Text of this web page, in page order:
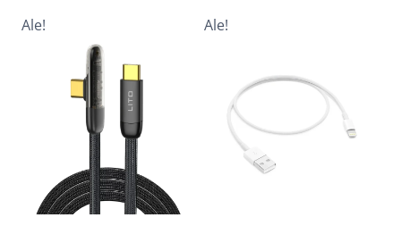
17,45 €.
tehdä
valinnat
Ale! Ale!